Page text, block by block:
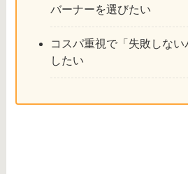
バーナーを選びたい
コスパ重視で「失敗しな
したい